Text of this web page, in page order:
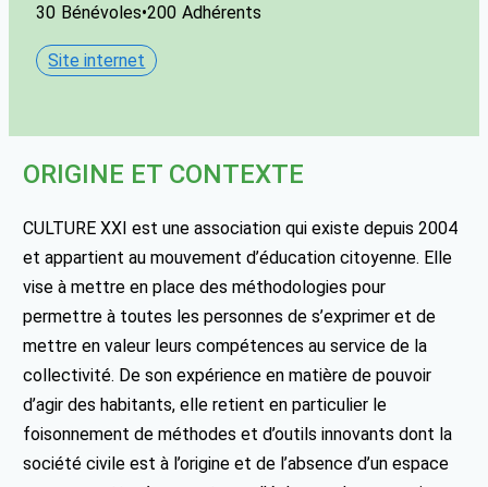
30 Bénévoles•200 Adhérents
Site internet
ORIGINE ET CONTEXTE
CULTURE XXI est une association qui existe depuis 2004
et appartient au mouvement d’éducation citoyenne. Elle
vise à mettre en place des méthodologies pour
permettre à toutes les personnes de s’exprimer et de
mettre en valeur leurs compétences au service de la
collectivité. De son expérience en matière de pouvoir
d’agir des habitants, elle retient en particulier le
foisonnement de méthodes et d’outils innovants dont la
société civile est à l’origine et de l’absence d’un espace